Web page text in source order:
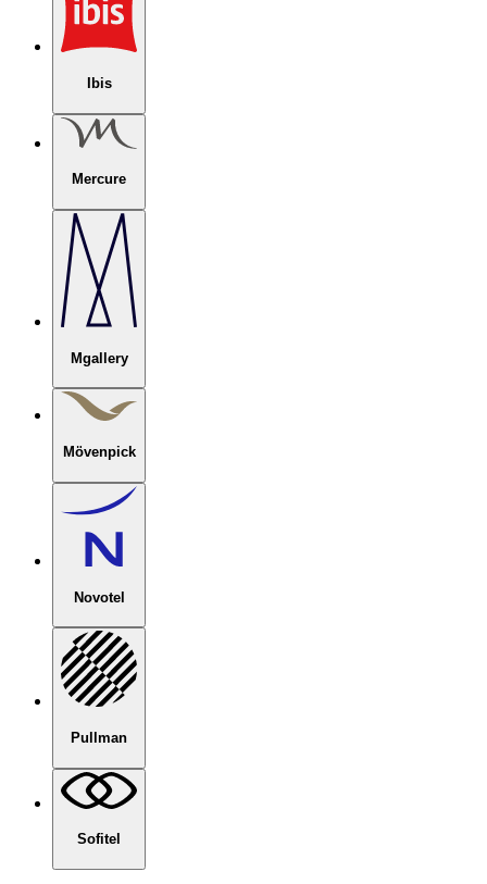
Ibis
Mercure
Mgallery
Mövenpick
Novotel
Pullman
Sofitel